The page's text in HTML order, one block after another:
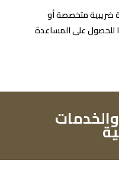
ضريبية متخصصة أو
للحصول على المساعدة